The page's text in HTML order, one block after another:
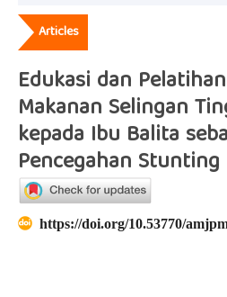
Articles
Edukasi dan
Makanan Selingan
kepada Ibu Balita
Pencegahan Stunting
https://doi.org/10.53770/